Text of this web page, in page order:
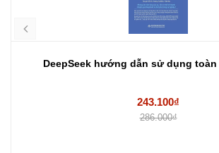
DeepSeek hướng dẫn sử dụng
243.100₫
286.000₫